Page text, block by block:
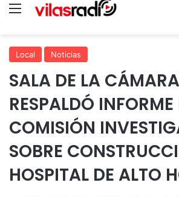
Menú
Local Noticias
SALA DE LA CÁMARA
RESPALDÓ INFORME
COMISIÓN
SOBRE
HOSPITAL DE ALTO